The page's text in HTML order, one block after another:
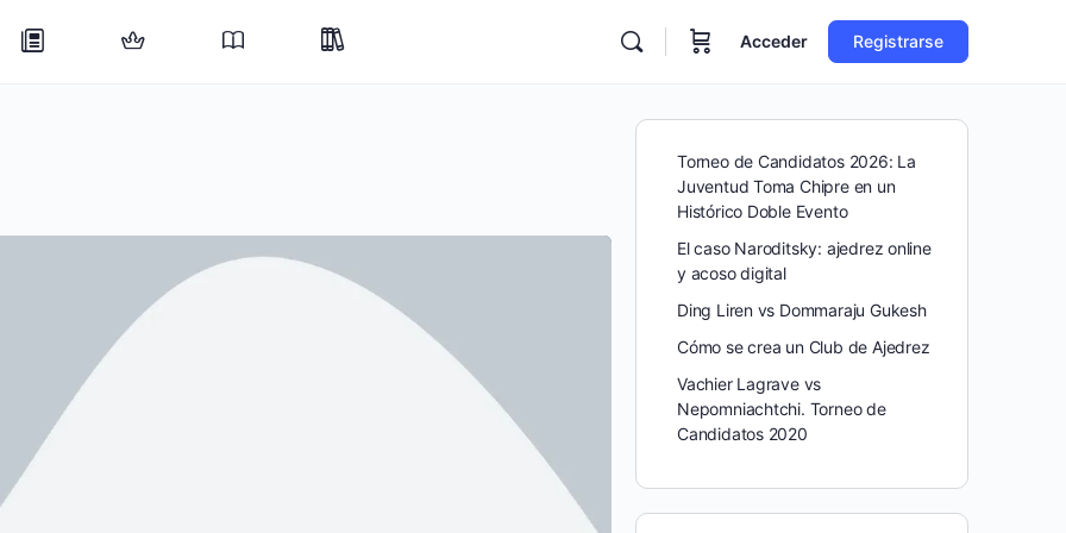
Acceder Registrarse
Torneo de Candidatos 2026: La
Juventud Toma Chipre en un
Histórico Doble Evento
El caso Naroditsky: ajedrez online
y acoso digital
Ding Liren vs Dommaraju Gukesh
Cómo se crea un Club de Ajedrez
Vachier Lagrave vs
Nepomniachtchi. Torneo de
Candidatos 2020